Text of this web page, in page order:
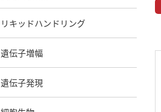
リキッドハンドリング
遺伝子増幅
遺伝子発現